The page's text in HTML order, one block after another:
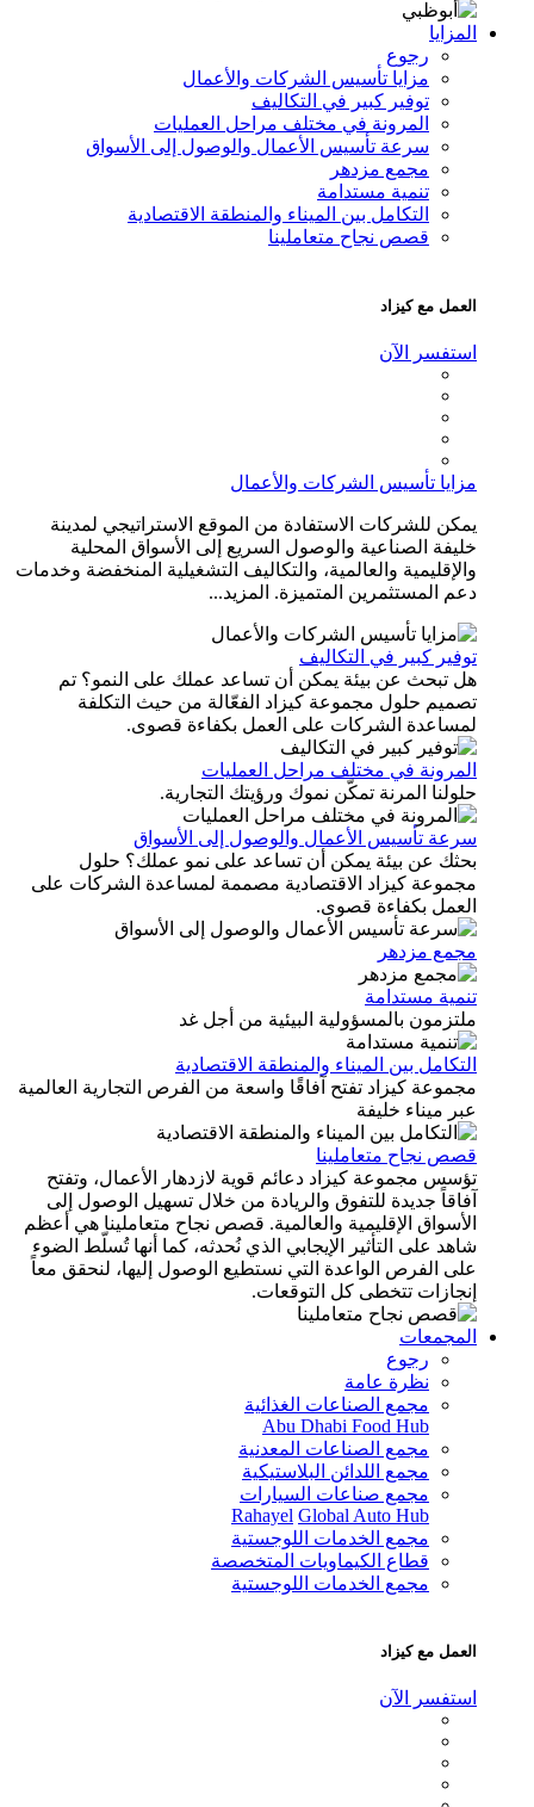
المزايا
رجوع
مزايا تأسيس الشركات والأعمال
توفير كبير في التكاليف
المرونة في مختلف مراحل العمليات
سرعة تأسيس الأعمال والوصول إلى الأسواق
مجمع مزدهر
تنمية مستدامة
التكامل بين الميناء والمنطقة الاقتصادية
قصص نجاح متعاملينا
العمل مع كيزاد
استفسر الآن
مزايا تأسيس الشركات والأعمال
يمكن للشركات الاستفادة من الموقع الاستراتيجي لمدينة
خليفة الصناعية والوصول السريع إلى الأسواق المحلية
والإقليمية والعالمية، والتكاليف التشغيلية المنخفضة وخدمات
دعم المستثمرين المتميزة. المزيد...
توفير كبير في التكاليف
هل تبحث عن بيئة يمكن أن تساعد عملك على النمو؟ تم
تصميم حلول مجموعة كيزاد الفعّالة من حيث التكلفة
لمساعدة الشركات على العمل بكفاءة قصوى.
المرونة في مختلف مراحل العمليات
حلولنا المرنة تمكّن نموك ورؤيتك التجارية.
سرعة تأسيس الأعمال والوصول إلى الأسواق
بحثك عن بيئة يمكن أن تساعد على نمو عملك؟ حلول
مجموعة كيزاد الاقتصادية مصممة لمساعدة الشركات على
العمل بكفاءة قصوى.
مجمع مزدهر
تنمية مستدامة
ملتزمون بالمسؤولية البيئية من أجل غد
التكامل بين الميناء والمنطقة الاقتصادية
مجموعة كيزاد تفتح آفاقًا واسعة من الفرص التجارية العالمية
عبر ميناء خليفة
قصص نجاح متعاملينا
تؤسس مجموعة كيزاد دعائم قوية لازدهار الأعمال، وتفتح
آفاقاً جديدة للتفوق والريادة من خلال تسهيل الوصول إلى
الأسواق الإقليمية والعالمية. قصص نجاح متعاملينا هي أعظم
شاهد على التأثير الإيجابي الذي نُحدثه، كما أنها تُسلّط الضوء
على الفرص الواعدة التي نستطيع الوصول إليها، لنحقق معاً
إنجازات تتخطى كل التوقعات.
المجمعات
رجوع
نظرة عامة
مجمع الصناعات الغذائية
Abu Dhabi Food Hub
مجمع الصناعات المعدنية
مجمع اللدائن البلاستيكية
مجمع صناعات السيارات
Rahayel Global Auto Hub
مجمع الخدمات اللوجستية
قطاع الكيماويات المتخصصة
مجمع الخدمات اللوجستية
العمل مع كيزاد
استفسر الآن